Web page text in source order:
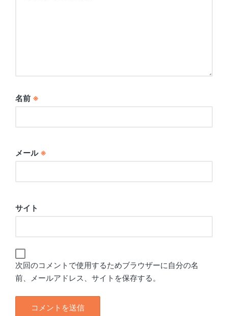
名前 ※
メール ※
サイト
次回のコメントで使用するためブラウザーに自分の名
前、メールアドレス、サイトを保存する。